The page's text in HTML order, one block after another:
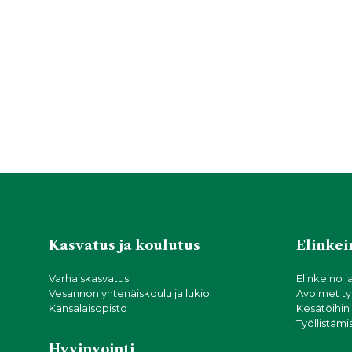
Kasvatus ja koulutus
Varhaiskasvatus
Vesannon yhtenäiskoulu ja lukio
Kansalaisopisto
Elinkeino
Avoimet
Kesätöihin